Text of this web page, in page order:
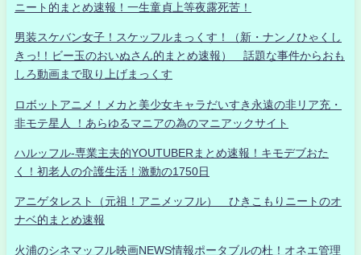
ニート的まとめ速報！一生童貞上等夜露死苦！
男装スケバン女子！スケッフルまっくす！（新・ナンノひゃくし
きっ!！ビー玉のおいぬさん的まとめ速報） 話題な事件からおも
しろ動画まで取り上げまっくす
ロボットアニメ！メカと美少女キャラだいすき永遠の非リア充・
非モテ星人 ！あらゆるマニアの為のマニアックサイト
ハルッフル-専業主夫的YOUTUBERまとめ速報！キモデブおた
く！初老人の介護生活！激動の1750日
アニゲタレスト（元祖！アニメッフル） ひきこもりニートのオ
ナベ的まとめ速報
火浦のシネマッフル映画NEWS情報ポータブルの杜！オネエ管理